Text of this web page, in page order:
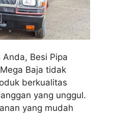
Besi Pipa
Baja tidak
berkualitas
yang unggul.
yang mudah